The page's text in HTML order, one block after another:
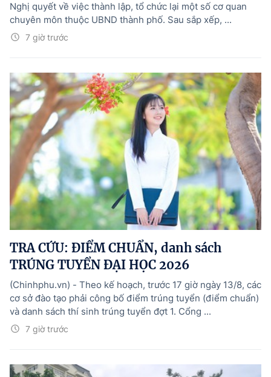
7 giờ trước
Nghị quyết về việc thành lập, tổ chức lại một số cơ quan
chuyên môn thuộc UBND thành phố. Sau sắp xếp, ...
TRA CỨU: ĐIỂM CHUẨN, danh sách
TRÚNG TUYỂN ĐẠI HỌC 2026
7 giờ trước
(Chinhphu.vn) - Theo kế hoạch, trước 17 giờ ngày 13/8, các
cơ sở đào tạo phải công bố điểm trúng tuyển (điểm chuẩn)
và danh sách thí sinh trúng tuyển đợt 1. Cổng ...